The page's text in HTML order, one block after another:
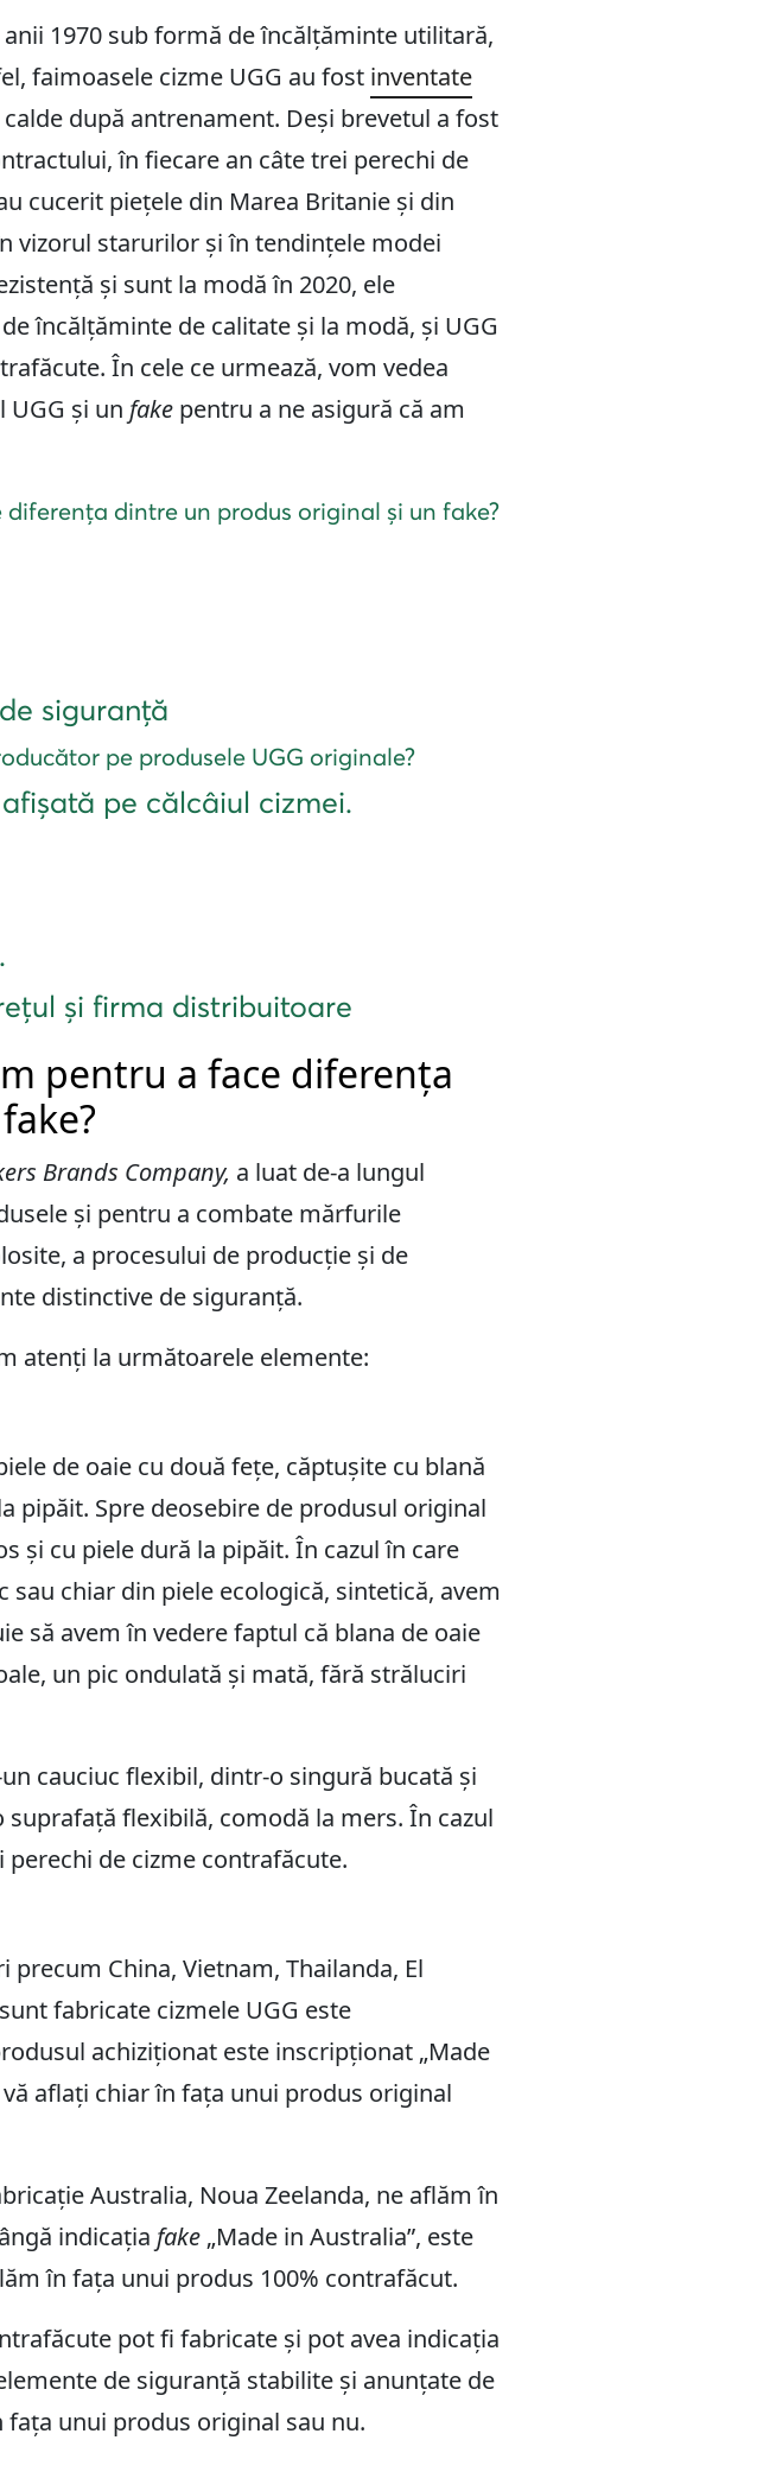
1970 sub formă de încălțăminte utilitară,
faimoasele cizme UGG au fost inventate
după antrenament. Deși brevetul a fost
în fiecare an câte trei perechi de
cucerit piețele din Marea Britanie și din
vizorul starurilor și în tendințele modei
și sunt la modă în 2020, ele
încălțăminte de calitate și la modă, și UGG
În cele ce urmează, vom vedea
și un fake pentru a ne asigură că am
dintre un produs original și un fake?
siguranță
pe produsele UGG originale?
pe călcâiul cizmei.
și firma distribuitoare
pentru a face diferența
Brands Company, a luat de-a lungul
și pentru a combate mărfurile
a procesului de producție și de
distinctive de siguranță.
atenți la următoarele elemente:
de oaie cu două fețe, căptușite cu blană
pipăit. Spre deosebire de produsul original
și cu piele dură la pipăit. În cazul în care
chiar din piele ecologică, sintetică, avem
să avem în vedere faptul că blana de oaie
un pic ondulată și mată, fără străluciri
cauciuc flexibil, dintr-o singură bucată și
flexibilă, comodă la mers. În cazul
de cizme contrafăcute.
China, Vietnam, Thailanda, El
fabricate cizmele UGG este
achiziționat este inscripționat „Made
aflați chiar în fața unui produs original
Australia, Noua Zeelanda, ne aflăm în
indicația fake „Made in Australia”, este
în fața unui produs 100% contrafăcut.
pot fi fabricate și pot avea indicația
de siguranță stabilite și anunțate de
unui produs original sau nu.